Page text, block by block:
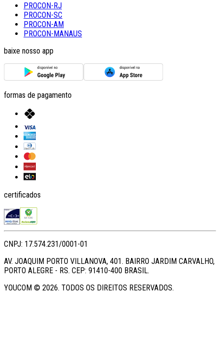
PROCON-RJ
PROCON-SC
PROCON-AM
PROCON-MANAUS
baixe nosso app
formas de pagamento
certificados
CNPJ: 17.574.231/0001-01
AV. JOAQUIM PORTO VILLANOVA, 401. BAIRRO JARDIM CARVALHO,
PORTO ALEGRE - RS. CEP: 91410-400 BRASIL.
YOUCOM © 2026. TODOS OS DIREITOS RESERVADOS.